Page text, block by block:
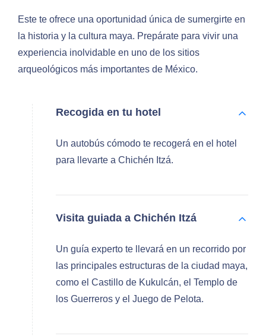
Este te ofrece una oportunidad única de sumergirte en
la historia y la cultura maya. Prepárate para vivir una
experiencia inolvidable en uno de los sitios
arqueológicos más importantes de México.
Recogida en tu hotel
Un autobús cómodo te recogerá en el hotel
para llevarte a Chichén Itzá.
Visita guiada a Chichén Itzá
Un guía experto te llevará en un recorrido por
las principales estructuras de la ciudad maya,
como el Castillo de Kukulcán, el Templo de
los Guerreros y el Juego de Pelota.